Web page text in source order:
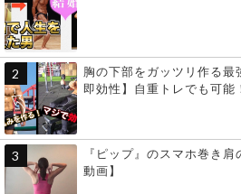
胸の下部をガッツリ作る最
即効性】自重トレでも可能
『ピップ』のスマホ巻き
動画】